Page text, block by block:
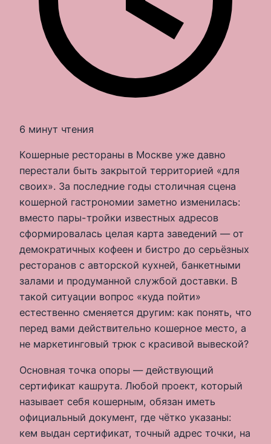
6 минут чтения
Кошерные рестораны в Москве уже давно
перестали быть закрытой территорией «для
своих». За последние годы столичная сцена
кошерной гастрономии заметно изменилась:
вместо пары-тройки известных адресов
сформировалась целая карта заведений — от
демократичных кофеен и бистро до серьёзных
ресторанов с авторской кухней, банкетными
залами и продуманной службой доставки. В
такой ситуации вопрос «куда пойти»
естественно сменяется другим: как понять, что
перед вами действительно кошерное место, а
не маркетинговый трюк с красивой вывеской?
Основная точка опоры — действующий
сертификат кашрута. Любой проект, который
называет себя кошерным, обязан иметь
официальный документ, где чётко указаны:
кем выдан сертификат, точный адрес точки, на